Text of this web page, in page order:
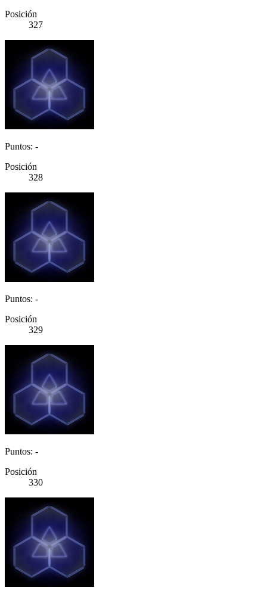
Posición
327
Puntos: -
Posición
328
Puntos: -
Posición
329
Puntos: -
Posición
330